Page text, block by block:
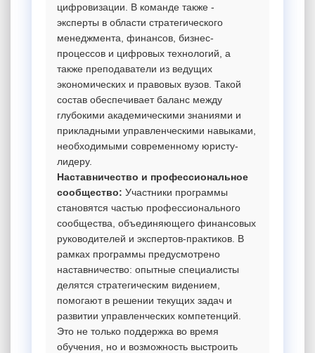
цифровизации. В команде также -
эксперты в области стратегического
менеджмента, финансов, бизнес-
процессов и цифровых технологий, а
также преподаватели из ведущих
экономических и правовых вузов. Такой
состав обеспечивает баланс между
глубокими академическими знаниями и
прикладными управленческими навыками,
необходимыми современному юристу-
лидеру.
Наставничество и профессиональное
сообщество: Участники программы
становятся частью профессионального
сообщества, объединяющего финансовых
руководителей и экспертов-практиков. В
рамках программы предусмотрено
наставничество: опытные специалисты
делятся стратегическим видением,
помогают в решении текущих задач и
развитии управленческих компетенций.
Это не только поддержка во время
обучения, но и возможность выстроить